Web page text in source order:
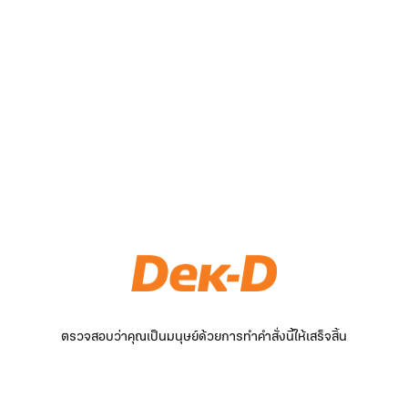
ตรวจสอบว่าคุณเป็นมนุษย์ด้วยการทำคำสั่งนี้ให้เสร็จสิ้น